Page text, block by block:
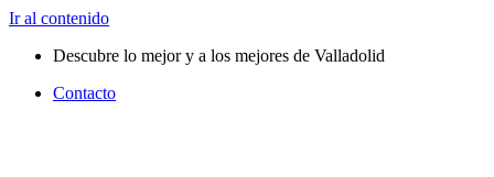
Ir al contenido
Descubre lo mejor y a los mejores de Valladolid
Contacto